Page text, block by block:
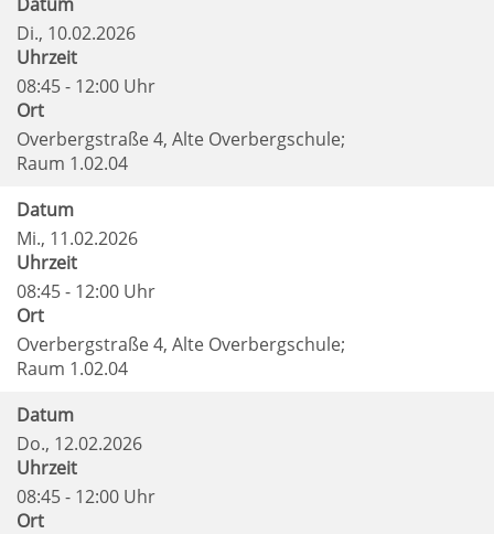
Di., 10.02.2026
Uhrzeit
08:45 - 12:00 Uhr
Ort
Overbergstraße 4, Alte Overbergschule;
Raum 1.02.04
Datum
Mi., 11.02.2026
Uhrzeit
08:45 - 12:00 Uhr
Ort
Overbergstraße 4, Alte Overbergschule;
Raum 1.02.04
Datum
Do., 12.02.2026
Uhrzeit
08:45 - 12:00 Uhr
Ort